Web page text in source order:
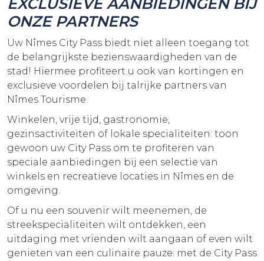
EXCLUSIEVE AANBIEDINGEN BIJ
ONZE PARTNERS
Uw Nîmes City Pass biedt niet alleen toegang tot
de belangrijkste bezienswaardigheden van de
stad! Hiermee profiteert u ook van kortingen en
exclusieve voordelen bij talrijke partners van
Nîmes Tourisme.
Winkelen, vrije tijd, gastronomie,
gezinsactiviteiten of lokale specialiteiten: toon
gewoon uw City Pass om te profiteren van
speciale aanbiedingen bij een selectie van
winkels en recreatieve locaties in Nîmes en de
omgeving.
Of u nu een souvenir wilt meenemen, de
streekspecialiteiten wilt ontdekken, een
uitdaging met vrienden wilt aangaan of even wilt
genieten van een culinaire pauze: met de City Pass